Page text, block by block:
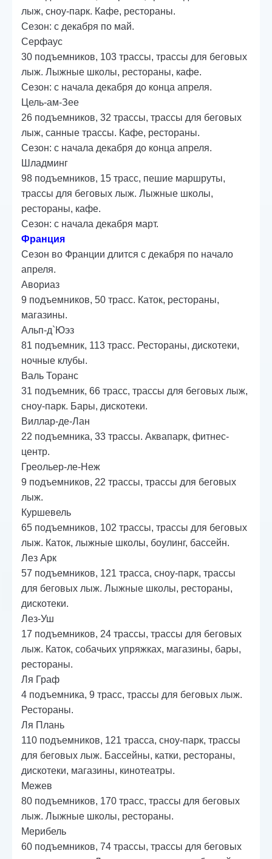
лыж, сноу-парк. Кафе, рестораны.
Сезон: с декабря по май.
Серфаус
30 подъемников, 103 трассы, трассы для беговых
лыж. Лыжные школы, рестораны, кафе.
Сезон: с начала декабря до конца апреля.
Цель-ам-Зее
26 подъемников, 32 трассы, трассы для беговых
лыж, санные трассы. Кафе, рестораны.
Сезон: с начала декабря до конца апреля.
Шладминг
98 подъемников, 15 трасс, пешие маршруты,
трассы для беговых лыж. Лыжные школы,
рестораны, кафе.
Сезон: с начала декабря март.
Франция
Сезон во Франции длится с декабря по начало
апреля.
Авориаз
9 подъемников, 50 трасс. Каток, рестораны,
магазины.
Альп-д`Юэз
81 подъемник, 113 трасс. Рестораны, дискотеки,
ночные клубы.
Валь Торанс
31 подъемник, 66 трасс, трассы для беговых лыж,
сноу-парк. Бары, дискотеки.
Виллар-де-Лан
22 подъемника, 33 трассы. Аквапарк, фитнес-
центр.
Греольер-ле-Неж
9 подъемников, 22 трассы, трассы для беговых
лыж.
Куршевель
65 подъемников, 102 трассы, трассы для беговых
лыж. Каток, лыжные школы, боулинг, бассейн.
Лез Арк
57 подъемников, 121 трасса, сноу-парк, трассы
для беговых лыж. Лыжные школы, рестораны,
дискотеки.
Лез-Уш
17 подъемников, 24 трассы, трассы для беговых
лыж. Каток, собачьих упряжках, магазины, бары,
рестораны.
Ля Граф
4 подъемника, 9 трасс, трассы для беговых лыж.
Рестораны.
Ля Плань
110 подъемников, 121 трасса, сноу-парк, трассы
для беговых лыж. Бассейны, катки, рестораны,
дискотеки, магазины, кинотеатры.
Межев
80 подъемников, 170 трасс, трассы для беговых
лыж. Лыжные школы, рестораны.
Мерибель
60 подъемников, 74 трассы, трассы для беговых